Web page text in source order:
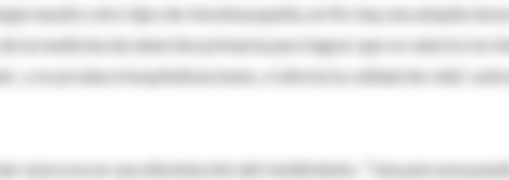
nasal) u otro tipo de rinosinusopatía, en fin, hay una amplia
la medicina de atención primaria para lograr que se valorice la
y no produce hospitalizaciones, sí afecta la calidad de vida”,
al provocar una disminución del rendimiento. “Una persona